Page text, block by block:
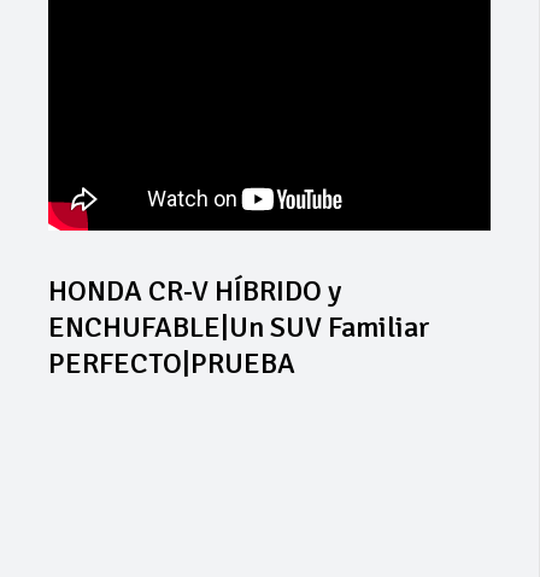
HONDA CR-V HÍBRIDO y
ENCHUFABLE|Un SUV Familiar
PERFECTO|PRUEBA